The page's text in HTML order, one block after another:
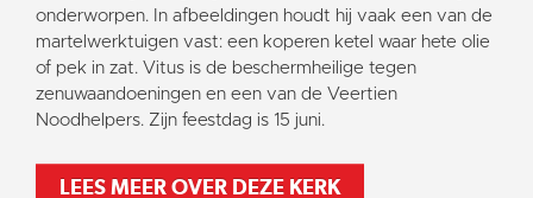
Steun ons
Contact
Vaktaal
onderworpen. In afbeeldingen houdt hij vaak een van de
martelwerktuigen vast: een koperen ketel waar hete olie
of pek in zat. Vitus is de beschermheilige tegen
zenuwaandoeningen en een van de Veertien
Noodhelpers. Zijn feestdag is 15 juni.
LEES MEER OVER DEZE KERK